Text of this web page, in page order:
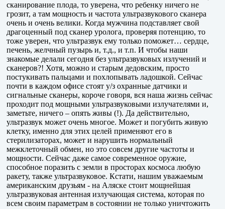
сканирование плода, то уверена, что ребенку ничего не
грозит, а там мощность и частота ультразвукового сканера
очень и очень велики. Когда мужчина подставляет свой
драгоценный под сканер уролога, проверяя потенцию, то
тоже уверен, что ультразвук ему только поможет… сердце,
печень, желчный пузырь и, т.д., и т.п. И чтобы наши
знакомые делали сегодня без ультразвуковых излучений и
сканеров?! Хотя, можно и старым дедовским, просто
постукивать пальцами и похлопывать ладошкой. Сейчас
почти в каждом офисе стоят у/з охранные датчики и
сигнальные сканеры, короче говоря, вся наша жизнь сейчас
проходит под мощными ультразвуковыми излучателями и,
заметьте, ничего – опять живы (!). Да действительно,
ультразвук может очень многое. Может и погубить живую
клетку, именно для этих целей применяют его в
стерилизаторах, может и нарушить нормальный
межклеточный обмен, но это совсем другие частоты и
мощности. Сейчас даже самое современное оружие,
способное поразить с земли в просторах космоса любую
ракету, также ультразвуковое. Кстати, нашим уважаемым
американским друзьям - на Аляске стоит мощнейшая
ультразвуковая антенная излучающая система, которая по
всем своим параметрам в состоянии не только уничтожить